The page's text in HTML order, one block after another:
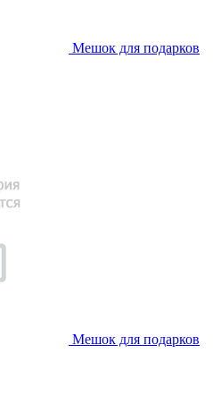
Мешок для подарков
Мешок для подарков